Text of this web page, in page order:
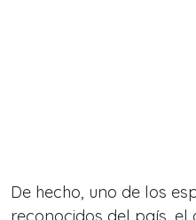
De hecho, uno de los